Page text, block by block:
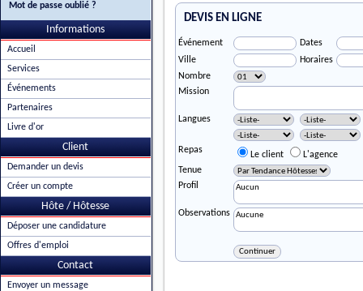
Mot de passe oublié ?
Informations
Accueil
Services
Événements
Partenaires
Livre d'or
Client
Demander un devis
Créer un compte
Hôte / Hôtesse
Déposer une candidature
Offres d'emploi
Contact
Envoyer un message
DEVIS EN LIGNE
Événement
Dates
Ville
Horaires
Nombre
Mission
Langues
Repas Le client
L'agence
Tenue
Profil
Observations